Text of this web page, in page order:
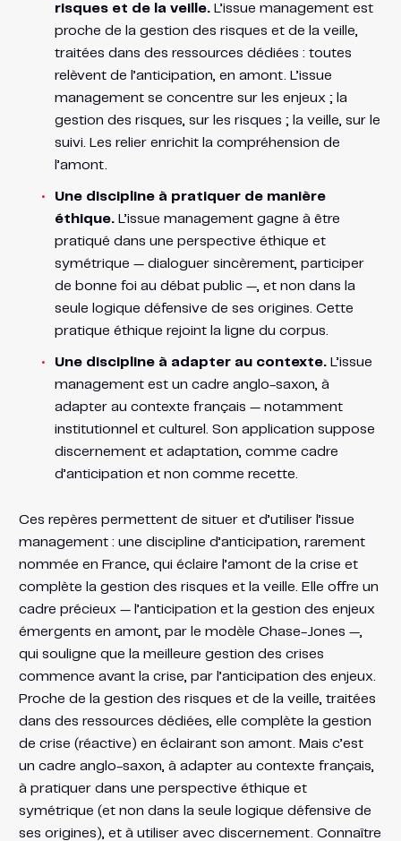
risques et de la veille.L’issue management est
proche de la gestion des risques et de la veille,
traitées dans des ressources dédiées : toutes
relèvent de l’anticipation, en amont. L’issue
management se concentre sur les enjeux ; la
gestion des risques, sur les risques ; la veille, sur le
suivi. Les relier enrichit la compréhension de
l’amont.
Une discipline à pratiquer de manière
éthique.L’issue management gagne à être
pratiqué dans une perspective éthique et
symétrique — dialoguer sincèrement, participer
de bonne foi au débat public —, et non dans la
seule logique défensive de ses origines. Cette
pratique éthique rejoint la ligne du corpus.
Une discipline à adapter au contexte.L’issue
management est un cadre anglo-saxon, à
adapter au contexte français — notamment
institutionnel et culturel. Son application suppose
discernement et adaptation, comme cadre
d’anticipation et non comme recette.
Ces repères permettent de situer et d’utiliser l’issue
management : une discipline d’anticipation, rarement
nommée en France, qui éclaire l’amont de la crise et
complète la gestion des risques et la veille. Elle offre un
cadre précieux — l’anticipation et la gestion des enjeux
émergents en amont, par le modèle Chase-Jones —,
qui souligne que la meilleure gestion des crises
commence avant la crise, par l’anticipation des enjeux.
Proche de la gestion des risques et de la veille, traitées
dans des ressources dédiées, elle complète la gestion
de crise (réactive) en éclairant son amont. Mais c’est
un cadre anglo-saxon, à adapter au contexte français,
à pratiquer dans une perspective éthique et
symétrique (et non dans la seule logique défensive de
ses origines), et à utiliser avec discernement. Connaître